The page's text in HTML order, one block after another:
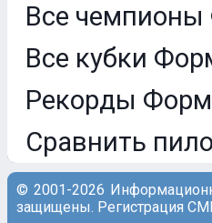
Все
Все кубки
Рекорды
Сравнить
© 2001-2026
защищены. Регистрация